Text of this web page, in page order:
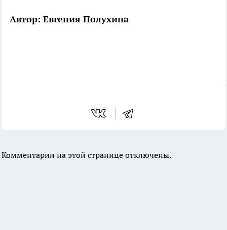
Автор: Евгения Полухина
Комментарии на этой странице отключены.